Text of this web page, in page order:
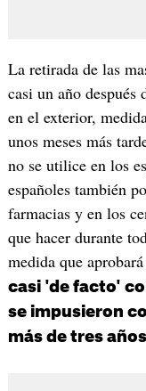
La retirada de las
casi un año después
en el exterior,
unos meses más
no se utilice en los
españoles también
farmacias y en los
que hacer durante
medida que
casi 'de facto'
se impusieron
más de tres años